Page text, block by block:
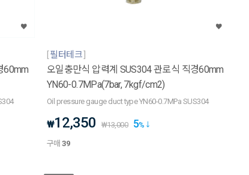
60mm
필터테크
오일충만식 압력계 SUS304 관로식 직경60mm
YN60-0.7MPa(7bar, 7kgf/cm2)
Oil pressure gauge duct type YN60-0.7MPa SUS304
₩12,350 ₩13,000 5%
구매39